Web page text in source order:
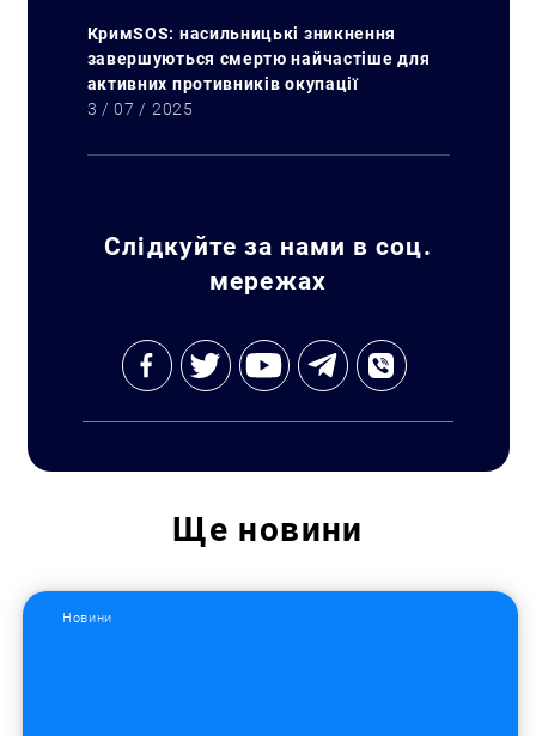
КримSOS: насильницькі зникнення
завершуються смертю найчастіше для
активних противників окупації
3 / 07 / 2025
Слідкуйте за нами в соц.
мережах
Ще новини
Новини